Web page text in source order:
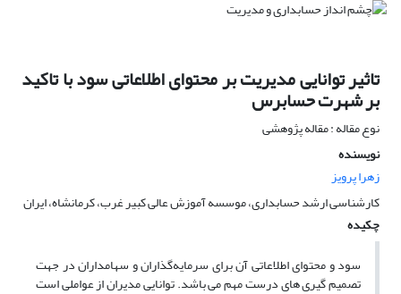
تاثیر توانایی مدیریت بر محتوای اطلاعاتی سود با تاکید
بر شهرت حسابرس
نوع مقاله : مقاله پژوهشی
نویسنده
زهرا پرویز
کارشناسی ارشد حسابداری، موسسه آموزش عالی کبیر غرب، کرمانشاه، ایران
چکیده
سود و محتوای اطلاعاتی آن برای سرمایه‌گذاران و سهامداران در جهت
تصمیم گیری های درست مهم می باشد. توانایی مدیران از عواملی است